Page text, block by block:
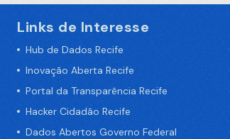
Links de Interesse
Hub de Dados Recife
Inovação Aberta Recife
Portal da Transparência Recife
Hacker Cidadão Recife
Dados Abertos Governo Federal